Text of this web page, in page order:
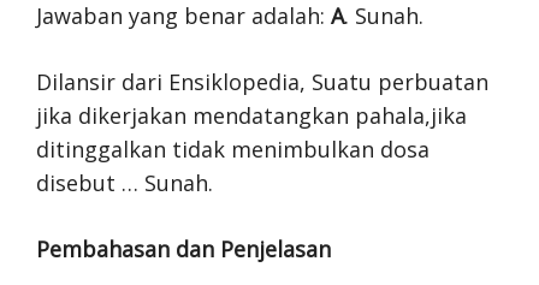
Jawaban yang benar adalah: A. Sunah.
Dilansir dari Ensiklopedia, Suatu perbuatan
jika dikerjakan mendatangkan pahala,jika
ditinggalkan tidak menimbulkan dosa
disebut … Sunah.
Pembahasan dan Penjelasan